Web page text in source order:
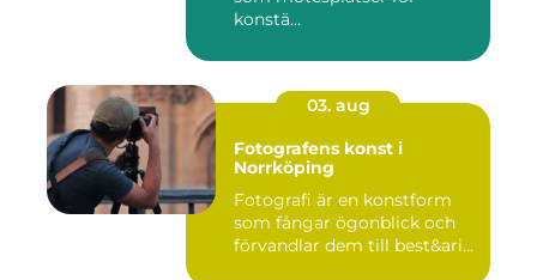
konstä...
03. aug
Fotografens konst i
Norrköping
Fotografi är en konstform
som fångar ögonblick och
förvandlar dem till best&ari...